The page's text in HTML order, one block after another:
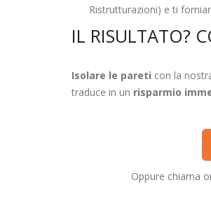
Ristrutturazioni) e ti
IL RISULTATO?
Isolare le pareti con la
traduce in un risparmio
Oppure chiama